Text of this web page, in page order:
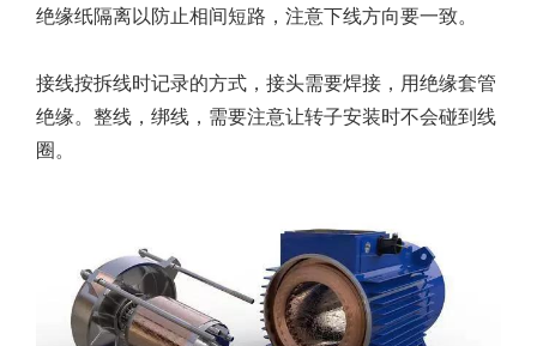
绝缘纸隔离以防止相间短路，注意下线方向要一致。
接线按拆线时记录的方式，接头需要焊接，用绝缘套管
绝缘。整线，绑线，需要注意让转子安装时不会碰到线
圈。